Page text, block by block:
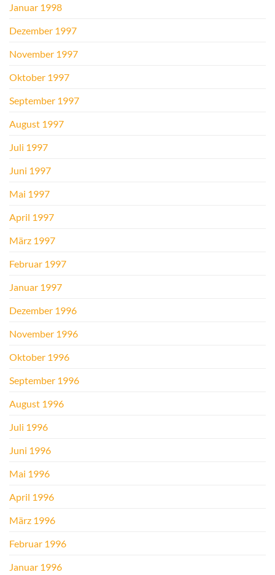
Januar 1998
Dezember 1997
November 1997
Oktober 1997
September 1997
August 1997
Juli 1997
Juni 1997
Mai 1997
April 1997
März 1997
Februar 1997
Januar 1997
Dezember 1996
November 1996
Oktober 1996
September 1996
August 1996
Juli 1996
Juni 1996
Mai 1996
April 1996
März 1996
Februar 1996
Januar 1996